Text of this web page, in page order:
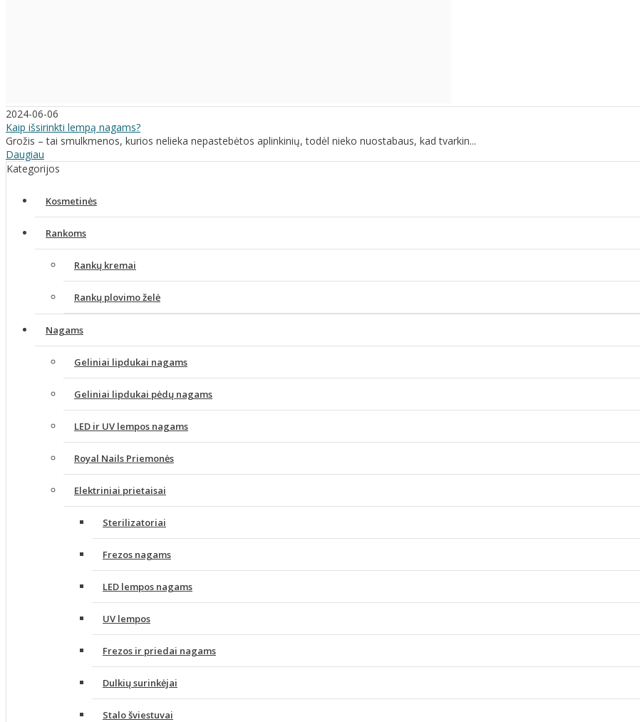
2024-06-06
Kaip išsirinkti lempą nagams?
Grožis – tai smulkmenos, kurios nelieka nepastebėtos aplinkinių, todėl nieko nuostabaus, kad tvarkin...
Daugiau
Kategorijos
Kosmetinės
Rankoms
Rankų kremai
Rankų plovimo želė
Nagams
Geliniai lipdukai nagams
Geliniai lipdukai pėdų nagams
LED ir UV lempos nagams
Royal Nails Priemonės
Elektriniai prietaisai
Sterilizatoriai
Frezos nagams
LED lempos nagams
UV lempos
Frezos ir priedai nagams
Dulkių surinkėjai
Stalo šviestuvai